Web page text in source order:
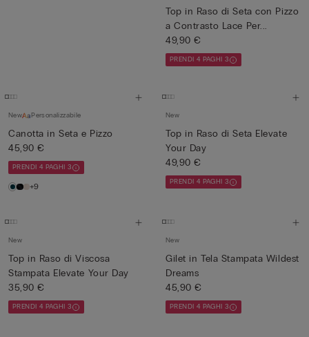
Top in Raso di Seta con Pizzo
a Contrasto Lace Per...
49,90 €
PRENDI 4 PAGHI 3
New Personalizzabile
Canotta in Seta e Pizzo
45,90 €
PRENDI 4 PAGHI 3
+9
New
Top in Raso di Seta Elevate
Your Day
49,90 €
PRENDI 4 PAGHI 3
New
Top in Raso di Viscosa
Stampata Elevate Your Day
35,90 €
PRENDI 4 PAGHI 3
New
Gilet in Tela Stampata Wildest
Dreams
45,90 €
PRENDI 4 PAGHI 3